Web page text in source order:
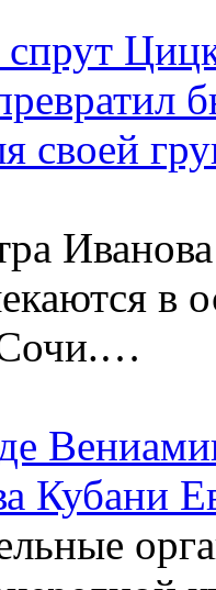
своей
в
Кубани